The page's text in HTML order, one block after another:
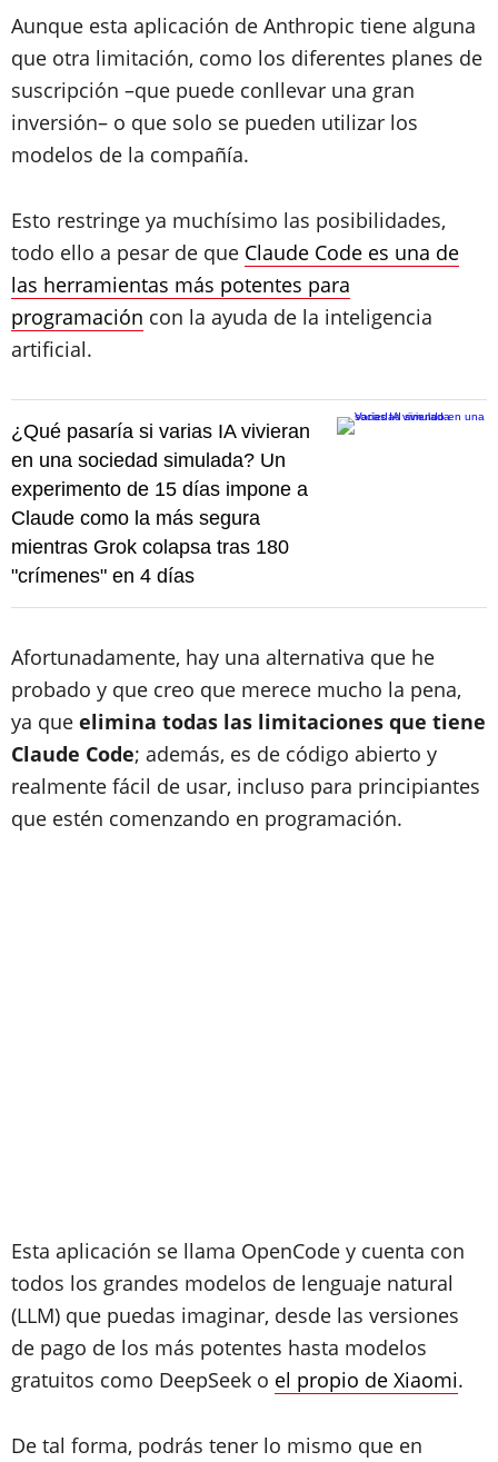
Aunque esta aplicación de Anthropic tiene alguna
que otra limitación, como los diferentes planes de
suscripción –que puede conllevar una gran
inversión– o que solo se pueden utilizar los
modelos de la compañía.
Esto restringe ya muchísimo las posibilidades,
todo ello a pesar de que Claude Code es una de
las herramientas más potentes para
programación con la ayuda de la inteligencia
artificial.
¿Qué pasaría si varias IA vivieran
en una sociedad simulada? Un
experimento de 15 días impone a
Claude como la más segura
mientras Grok colapsa tras 180
"crímenes" en 4 días
Afortunadamente, hay una alternativa que he
probado y que creo que merece mucho la pena,
ya que elimina todas las limitaciones que tiene
Claude Code; además, es de código abierto y
realmente fácil de usar, incluso para principiantes
que estén comenzando en programación.
Esta aplicación se llama OpenCode y cuenta con
todos los grandes modelos de lenguaje natural
(LLM) que puedas imaginar, desde las versiones
de pago de los más potentes hasta modelos
gratuitos como DeepSeek o el propio de Xiaomi.
De tal forma, podrás tener lo mismo que en